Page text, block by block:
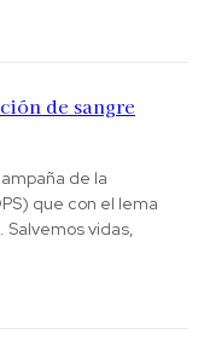
de sangre
de la
con el lema
vidas,